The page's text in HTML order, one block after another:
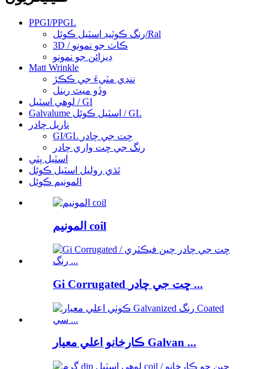
PPGI/PPGL
رنگ ڪوٽيڊ اسٽيل ڪوئل/Ral
3D / ڪاٺ جو نمونو
ڊيزائن جو نمونو
Matt Wrinkle
ننڍي مٽيءَ جي ڪڪڙ
وڏو ميٽ رينل
لوهي اسٽيل / GI
Galvalume اسٽيل ڪوئل / GL
ناريل چادر
GI/GL ڇت جي چادر
رنگ جي ڇت واري چادر
اسٽيل پٽي
ٿڌي روليل اسٽيل ڪوئل
المونيم ڪوئل
المونيم coil
Gi Corrugated ڇت جي چادر ...
ڪارخانو اعلي معيار Galvan ...